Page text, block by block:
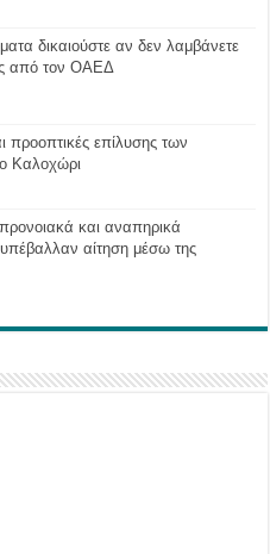
δικαιούστε αν δεν λαμβάνετε
από τον ΟΑΕΔ
προοπτικές επίλυσης των
Καλοχώρι
και αναπηρικά
υπέβαλλαν αίτηση μέσω της